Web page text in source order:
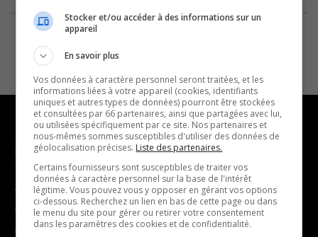
NOUVELLES
- Affaires municipales
- Communauté / Social
- Culture
MUSIQUE
- Décompte franco
- Joué récemment
Stocker et/ou accéder à des informations sur un
appareil
En savoir plus
Vos données à caractère personnel seront traitées, et les
informations liées à votre appareil (cookies, identifiants
uniques et autres types de données) pourront être stockées
et consultées par 66 partenaires, ainsi que partagées avec lui,
ou utilisées spécifiquement par ce site. Nos partenaires et
nous-mêmes sommes susceptibles d'utiliser des données de
géolocalisation précises. Liste des partenaires.
Certains fournisseurs sont susceptibles de traiter vos
données à caractère personnel sur la base de l'intérêt
légitime. Vous pouvez vous y opposer en gérant vos options
ci-dessous. Recherchez un lien en bas de cette page ou dans
le menu du site pour gérer ou retirer votre consentement
dans les paramètres des cookies et de confidentialité.